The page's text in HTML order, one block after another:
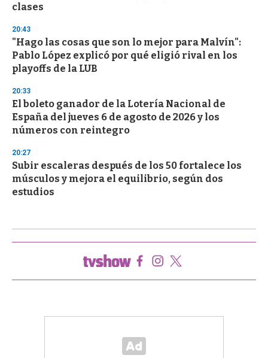
clases
20:43
"Hago las cosas que son lo mejor para Malvín":
Pablo López explicó por qué eligió rival en los
playoffs de la LUB
20:33
El boleto ganador de la Lotería Nacional de
España del jueves 6 de agosto de 2026 y los
números con reintegro
20:27
Subir escaleras después de los 50 fortalece los
músculos y mejora el equilibrio, según dos
estudios